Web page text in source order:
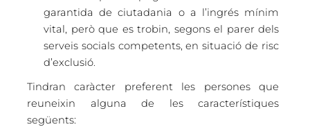
garantida de ciutadania o a l’ingrés mínim
vital, però que es trobin, segons el parer dels
serveis socials competents, en situació de risc
d’exclusió.
Tindran caràcter preferent les persones que
reuneixin alguna de les característiques
següents: